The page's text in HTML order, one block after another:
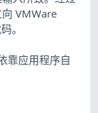
VMWare
。
靠应用程序自